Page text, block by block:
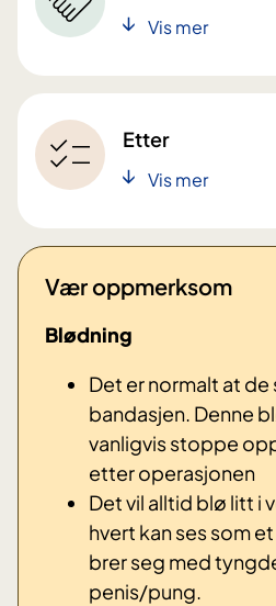
Vis mer
Etter
Vis mer
Vær oppmerksom
Blødning
Det er normalt at de
bandasjen. Denne
vanligvis stoppe
etter operasjonen
Det vil alltid blø litt i
hvert kan ses som
brer seg med
penis/pung.